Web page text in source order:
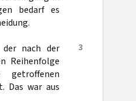
bedarf es
3
nach der
Reihenfolge
Das war aus